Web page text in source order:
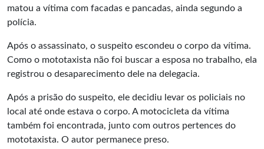
matou a vítima com facadas e pancadas, ainda segundo a
polícia.
Após o assassinato, o suspeito escondeu o corpo da vítima.
Como o mototaxista não foi buscar a esposa no trabalho, ela
registrou o desaparecimento dele na delegacia.
Após a prisão do suspeito, ele decidiu levar os policiais no
local até onde estava o corpo. A motocicleta da vítima
também foi encontrada, junto com outros pertences do
mototaxista. O autor permanece preso.